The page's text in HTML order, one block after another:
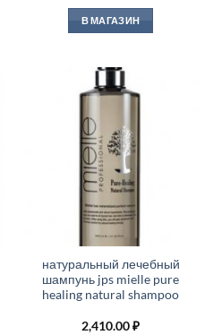
В МАГАЗИН
натуральный лечебный
шампунь jps mielle pure
healing natural shampoo
2,410.00₽